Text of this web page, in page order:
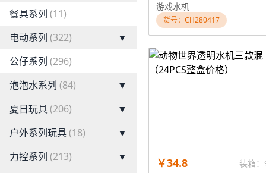
餐具系列 (11)
电动系列 (322)
▼
公仔系列 (296)
泡泡水系列 (84)
▼
夏日玩具(206)
▼
户外系列玩具(18)
▼
力控系列 (213)
▼
游戏水机
货号：CH280417
￥34.8 装箱